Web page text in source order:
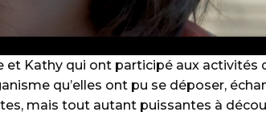
et Kathy qui ont participé aux activités
qu’elles ont pu se déposer,
mais tout autant puissantes à